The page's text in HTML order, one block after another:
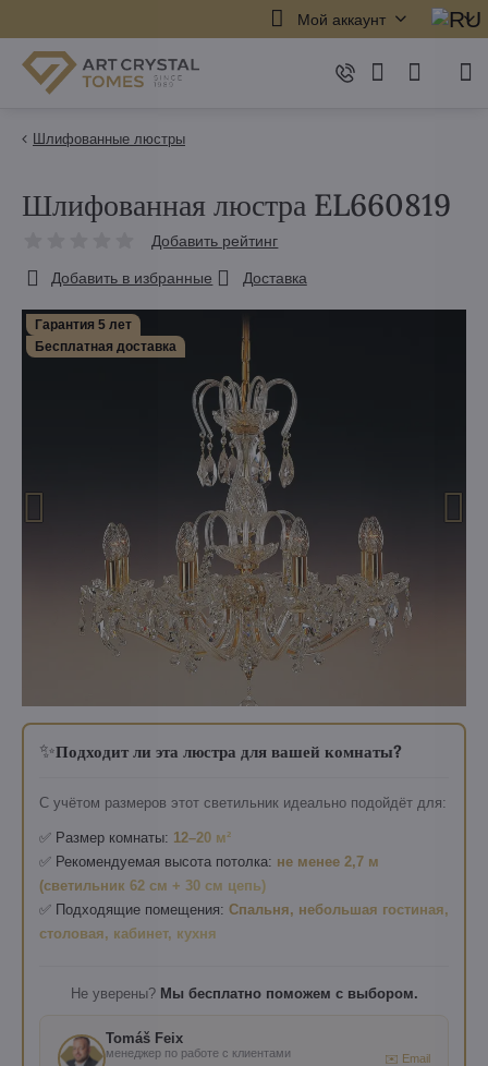
Мой аккаунт
Шлифованные люстры
Гарантия 5 лет
Бесплатная доставка
✨Подходит ли эта люстра для вашей комнаты?
С учётом размеров этот светильник идеально подойдёт для:
✅ Размер комнаты: 12–20 м²
✅ Рекомендуемая высота потолка: не менее 2,7 м
(светильник 62 см + 30 см цепь)
✅ Подходящие помещения: Спальня, небольшая гостиная,
столовая, кабинет, кухня
Не уверены? Мы бесплатно поможем с выбором.
Tomáš Feix
менеджер по работе с клиентами ✉️ Email
Шлифованная люстра EL660819
Добавить рейтинг
Добавить в избранные Доставка